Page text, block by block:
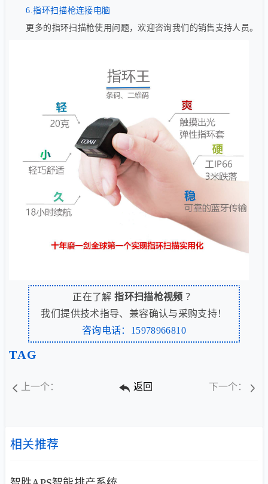
6.指环扫描枪连接电脑
更多的指环扫描枪使用问题，欢迎咨询我们的销售支持人员。
正在了解指环扫描枪视频 ？
我们提供技术指导、兼容确认与采购支持！
咨询电话：15978966810
TAG
上一个： 返回 下一个：
相关推荐